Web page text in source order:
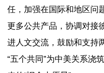
任，加强在国际和地区问
更多公共产品，协调对接
进人文交流，鼓励和支持
“五个共同”为中美关系浇